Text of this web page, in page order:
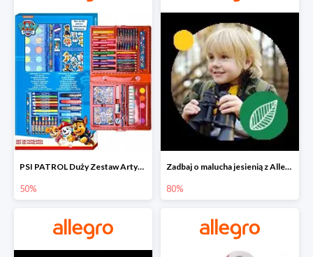
PSI PATROL Duży Zestaw Artystyczny 52 elementy na piąty komplet -50%
50%
Zadbaj o malucha jesienią z Allegro do -80%
80%